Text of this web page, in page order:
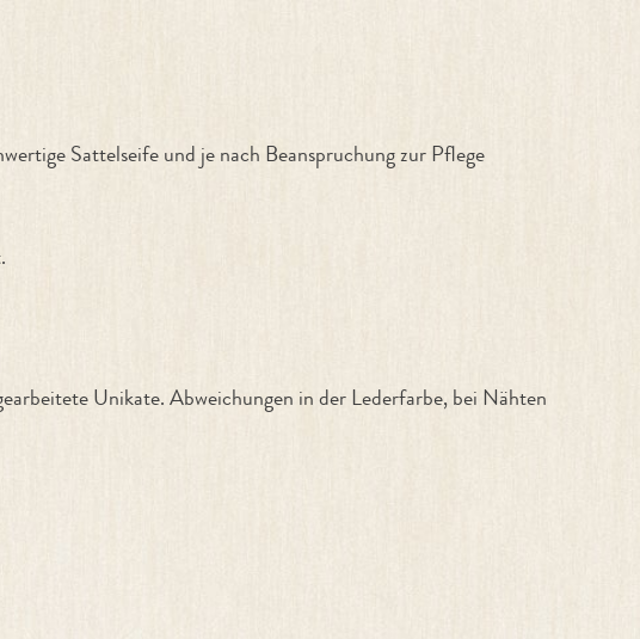
Sattelseife und je nach Beanspruchung zur Pflege
Unikate. Abweichungen in der Lederfarbe, bei Nähten